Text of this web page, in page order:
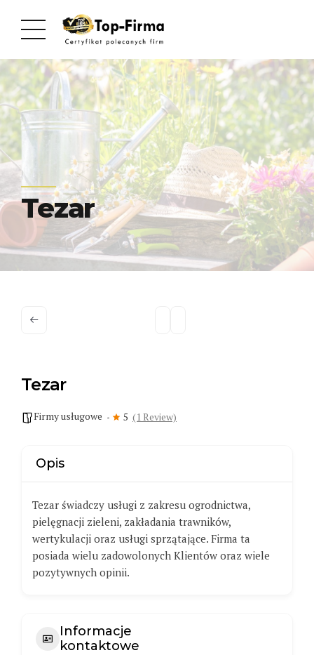
Tezar
Tezar
Firmy usługowe 5 (1 Review)
Opis
Tezar świadczy usługi z zakresu ogrodnictwa,
pielęgnacji zieleni, zakładania trawników,
wertykulacji oraz usługi sprzątające. Firma ta
posiada wielu zadowolonych Klientów oraz wiele
pozytywnych opinii.
Informacje
kontaktowe